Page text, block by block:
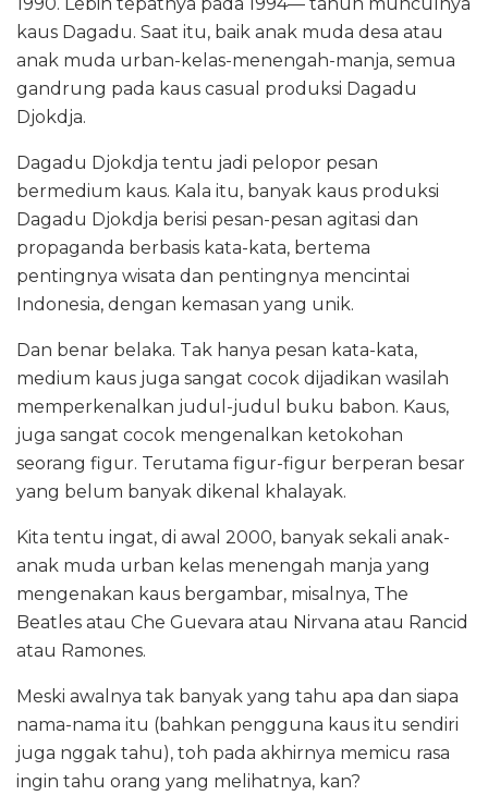
1990. Lebih tepatnya pada 1994— tahun munculnya
kaus Dagadu. Saat itu, baik anak muda desa atau
anak muda urban-kelas-menengah-manja, semua
gandrung pada kaus casual produksi Dagadu
Djokdja.
Dagadu Djokdja tentu jadi pelopor pesan
bermedium kaus. Kala itu, banyak kaus produksi
Dagadu Djokdja berisi pesan-pesan agitasi dan
propaganda berbasis kata-kata, bertema
pentingnya wisata dan pentingnya mencintai
Indonesia, dengan kemasan yang unik.
Dan benar belaka. Tak hanya pesan kata-kata,
medium kaus juga sangat cocok dijadikan wasilah
memperkenalkan judul-judul buku babon. Kaus,
juga sangat cocok mengenalkan ketokohan
seorang figur. Terutama figur-figur berperan besar
yang belum banyak dikenal khalayak.
Kita tentu ingat, di awal 2000, banyak sekali anak-
anak muda urban kelas menengah manja yang
mengenakan kaus bergambar, misalnya, The
Beatles atau Che Guevara atau Nirvana atau Rancid
atau Ramones.
Meski awalnya tak banyak yang tahu apa dan siapa
nama-nama itu (bahkan pengguna kaus itu sendiri
juga nggak tahu), toh pada akhirnya memicu rasa
ingin tahu orang yang melihatnya, kan?